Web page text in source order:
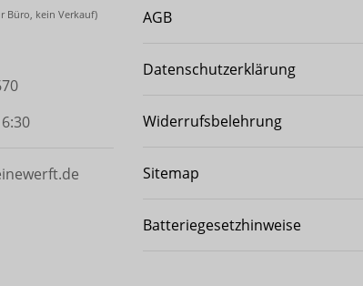
Büro, kein Verkauf) AGB
Datenschutzerklärung
Widerrufsbelehrung
Sitemap
Batteriegesetzhinweise